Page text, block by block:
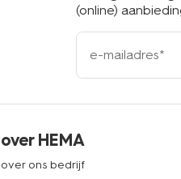
(online)
e-
mailadres
over HEMA
over ons bedrijf